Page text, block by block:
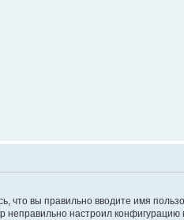
что вы правильно вводите имя
настроил